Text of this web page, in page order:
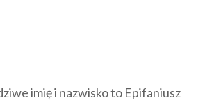
imię i nazwisko to Epifaniusz